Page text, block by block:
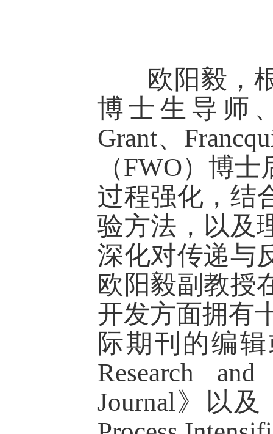
欧阳毅 ，
博士生导师
Grant、
（FWO）博士
过程强化，结
验方法，以及
深化对传递与
欧阳毅副教授
开发方面拥有
际期刊的编
Research and
Journal》以及